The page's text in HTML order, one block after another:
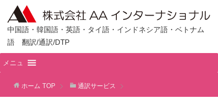
中国語・韓国語・英語・タイ語・インドネシア語・ベトナム
語 翻訳/通訳/DTP
メニュ
ホーム TOP 通訳サービス